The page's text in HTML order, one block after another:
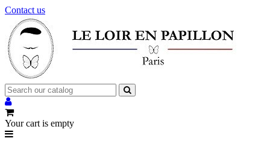
Contact us
Your cart is empty